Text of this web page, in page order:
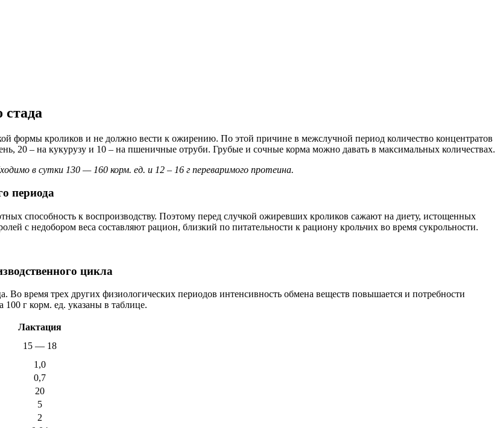
стада
формы кроликов и не должно вести к ожирению. По этой причине в межслучной период количество концентратов
20 – на кукурузу и 10 – на пшеничные отруби. Грубые и сочные корма можно давать в максимальных количествах.
в сутки 130 — 160 корм. ед. и 12 – 16 г переваримого протеина.
периода
способность к воспроизводству. Поэтому перед случкой ожиревших кроликов сажают на диету, истощенных
с недобором веса составляют рацион, близкий по питательности к рациону крольчих во время сукрольности.
цикла
Во время трех других физиологических периодов интенсивность обмена веществ повышается и потребности
г корм. ед. указаны в таблице.
Лактация
15 — 18
1,0
0,7
20
5
2